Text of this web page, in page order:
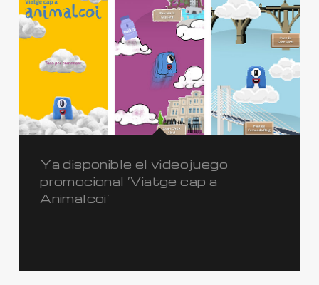
Ya disponible el videojuego
promocional ‘Viatge cap a
Animalcoi’